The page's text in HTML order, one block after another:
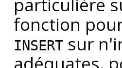
fonction
INSERT sur
adéquates,